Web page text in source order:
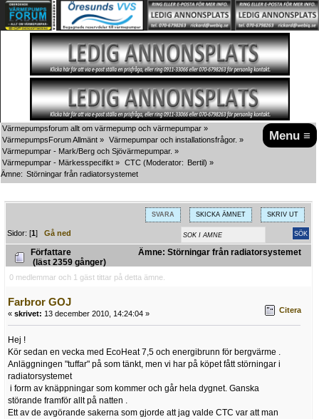
Menu ≡
Värmepumpsforum allt om värmepump och värmepumpar »
VärmepumpsForum Allmänt » Värmepumpar och installationsfrågor. »
Värmepumpar - Mark/Berg och Sjövärmepumpar. »
Värmepumpar - Märkesspecifikt » CTC (Moderator: Bertil) »
Ämne: Störningar från radiatorsystemet
SVARA SKICKA ÄMNET SKRIV UT
Sidor: [1]Gå ned
Författare
Ämne: Störningar från radiatorsystemet
(läst 2359 gånger)
0 medlemmar och 1 gäst tittar på detta ämne.
Farbror GOJ
« skrivet: 13 december 2010, 14:24:04 » Citera
Hej !
Kör sedan en vecka med EcoHeat 7,5 och energibrunn för bergvärme .
Anläggningen "tuffar" på som tänkt, men vi har på köpet fått störningar i
radiatorsystemet
i form av knäppningar som kommer och går hela dygnet. Ganska
störande framför allt på natten .
Ett av de avgörande sakerna som gjorde att jag valde CTC var att man